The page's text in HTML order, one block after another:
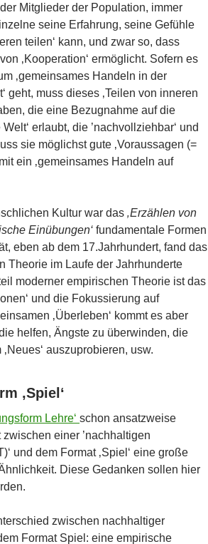
Mitglieder der Population, immer
seine Erfahrung, seine Gefühle
teilen‘ kann, und zwar so, dass
‚Kooperation‘ ermöglicht. Sofern es
‚gemeinsames Handeln in der
geht, muss dieses ‚Teilen von inneren
die eine Bezugnahme auf die
erlaubt, die ’nachvollziehbar‘ und
sie möglichst gute ‚Voraussagen (=
ein ‚gemeinsames Handeln auf
Kultur war das ‚Erzählen von
Einübungen‘ fundamentale Formen
eben ab dem 17.Jahrhundert, fand das
Theorie im Laufe der Jahrhunderte
moderner empirischen Theorie ist das
und die Fokussierung auf
‚Überleben‘ kommt es aber
helfen, Ängste zu überwinden, die
auszuprobieren, usw.
‚Spiel‘
Lehre‘ schon ansatzweise
einer ’nachhaltigen
und dem Format ‚Spiel‘ eine große
Diese Gedanken sollen hier
zwischen nachhaltiger
Format Spiel: eine empirische